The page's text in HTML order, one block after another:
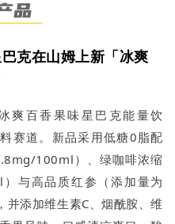
克在山姆上新「冰爽
爽百香果味星巴克能量饮
赛道。新品采用低糖0脂配
100ml）、绿咖啡浓缩
与高品质红参（添加量为
添加维生素C、烟酰胺、维